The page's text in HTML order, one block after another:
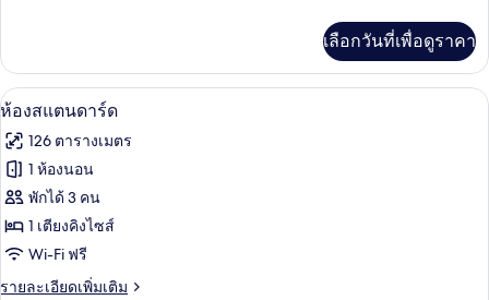
เกี่ยว
กับ
ห้อง
เลือกวันที่เพื่อดูราคา
เปิด
ภาพถ่าย
ทั้งหมด
ของ
ห้อง
สแตนดาร์ด
ห้องสแตนดาร์ด | เครื่องนอนป้องกันส
5
ห้องสแตนดาร์ด
126 ตารางเมตร
1 ห้องนอน
พักได้ 3 คน
1 เตียงคิงไซส์
Wi-Fi ฟรี
รายละเอียดเพิ่มเติม
ราย